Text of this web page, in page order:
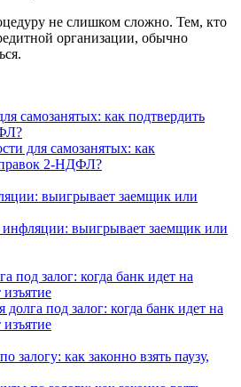
не слишком сложно. Тем, кто
организации, обычно
для самозанятых: как
2-НДФЛ?
инфляции: выигрывает заемщик или
долга под залог: когда банк идет на
изъятие